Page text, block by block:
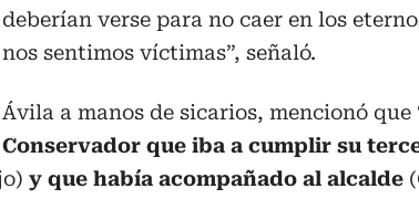
verse para no caer en los
sentimos víctimas”, señaló.
a manos de sicarios, mencionó que
que iba a cumplir su
y que había acompañado al alcalde